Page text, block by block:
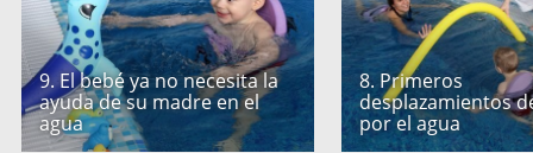
9. El bebé ya no necesita la
ayuda de su madre en el
agua
8. Primeros
desplazamientos
por el agua